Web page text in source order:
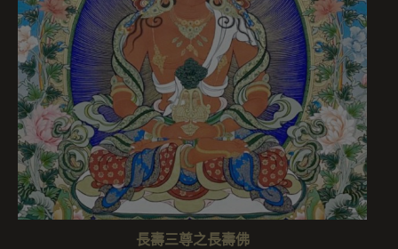
長壽三尊之長壽佛